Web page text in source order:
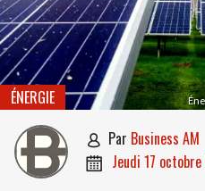
ÉNERGIE
 par Business AM
 jeudi 17